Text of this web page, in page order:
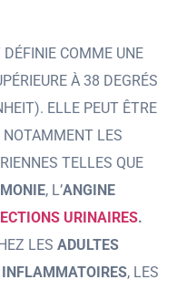
COMME UNE
À 38 DEGRÉS
ELLE PEUT ÊTRE
NOTAMMENT LES
TELLES QUE
, L’ANGINE
URINAIRES.
LES ADULTES
, LES